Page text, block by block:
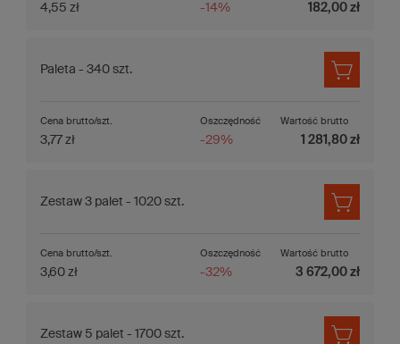
-14%
4,55 zł 182,00 zł
Paleta - 340 szt.
Oszczędność
-29%
Cena brutto/szt.
3,77 zł
Wartość brutto
1 281,80 zł
Zestaw 3 palet - 1020 szt.
Oszczędność
-32%
Cena brutto/szt.
3,60 zł
Wartość brutto
3 672,00 zł
Zestaw 5 palet - 1700 szt.